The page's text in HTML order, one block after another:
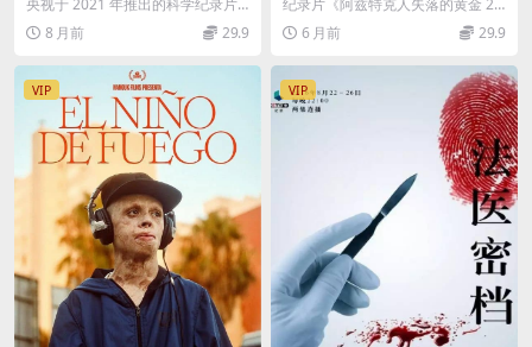
720P/MP4/1.24G 中国月球探
索
《飞向月球》第二季，以全 3 集的
体量聚焦中...
8 月前 29.9
s 2022》全8集 英语中英双字
官方纯净版 1080P/MKV/12.8
22》：500 年诅咒下，三大家族的
黄金宝藏探...
6 月前 29.9
VIP VIP